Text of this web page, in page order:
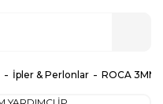
İpler & Perlonlar ROCA